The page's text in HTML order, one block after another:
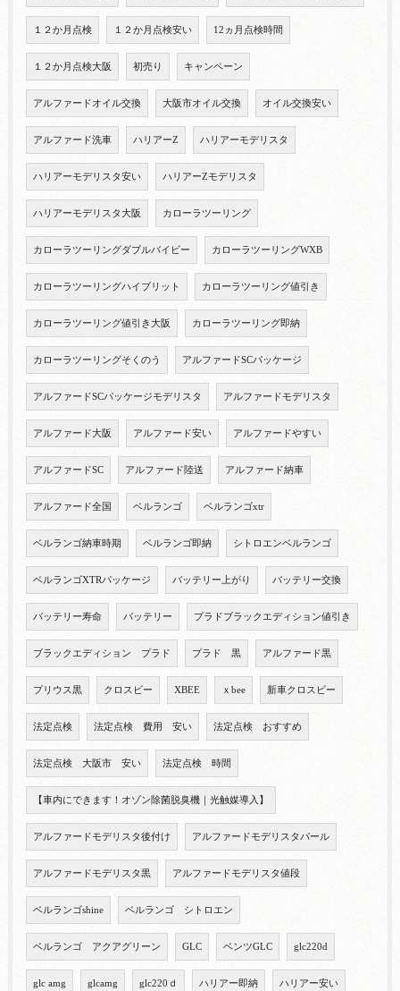
１２か月点検 １２か月点検安い 12ヵ月点検時間
１２か月点検大阪 初売り キャンペーン
アルファードオイル交換 大阪市オイル交換 オイル交換安い
アルファード洗車 ハリアーZ ハリアーモデリスタ
ハリアーモデリスタ安い ハリアーZモデリスタ
ハリアーモデリスタ大阪 カローラツーリング
カローラツーリングダブルバイビー カローラツーリングWXB
カローラツーリングハイブリット カローラツーリング値引き
カローラツーリング値引き大阪 カローラツーリング即納
カローラツーリングそくのう アルファードSCパッケージ
アルファードSCパッケージモデリスタ アルファードモデリスタ
アルファード大阪 アルファード安い アルファードやすい
アルファードSC アルファード陸送 アルファード納車
アルファード全国 ベルランゴ ベルランゴxtr
ベルランゴ納車時期 ベルランゴ即納 シトロエンベルランゴ
ベルランゴXTRパッケージ バッテリー上がり バッテリー交換
バッテリー寿命 バッテリー プラドブラックエディション値引き
ブラックエディション プラド プラド 黒 アルファード黒
プリウス黒 クロスビー XBEE ｘbee 新車クロスビー
法定点検 法定点検 費用 安い 法定点検 おすすめ
法定点検 大阪市 安い 法定点検 時間
【車内にできます！オゾン除菌脱臭機｜光触媒導入】
アルファードモデリスタ後付け アルファードモデリスタパール
アルファードモデリスタ黒 アルファードモデリスタ値段
ベルランゴshine ベルランゴ シトロエン
ベルランゴ アクアグリーン GLC ベンツGLC glc220d
glc amg glcamg glc220ｄ ハリアー即納 ハリアー安い